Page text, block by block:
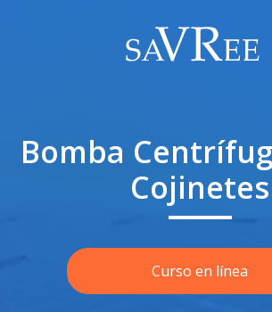
Bomba
Cojinetes
Curso en línea